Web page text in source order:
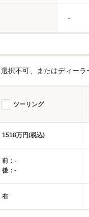
-
不可、またはディーラ
ツーリング
1518万円(税込)
前：-
後：-
右